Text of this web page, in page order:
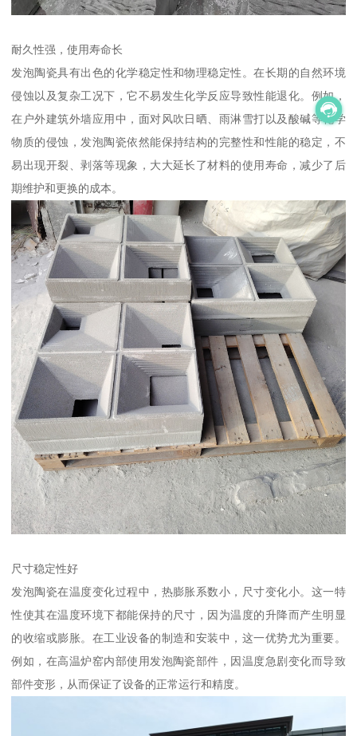
耐久性强，使用寿命长
发泡陶瓷具有出色的化学稳定性和物理稳定性。在长期的自然环境
侵蚀以及复杂工况下，它不易发生化学反应导致性能退化。例如，
在户外建筑外墙应用中，面对风吹日晒、雨淋雪打以及酸碱等化学
物质的侵蚀，发泡陶瓷依然能保持结构的完整性和性能的稳定，不
易出现开裂、剥落等现象，大大延长了材料的使用寿命，减少了后
期维护和更换的成本。
尺寸稳定性好
发泡陶瓷在温度变化过程中，热膨胀系数小，尺寸变化小。这一特
性使其在温度环境下都能保持的尺寸，因为温度的升降而产生明显
的收缩或膨胀。在工业设备的制造和安装中，这一优势尤为重要。
例如，在高温炉窑内部使用发泡陶瓷部件，因温度急剧变化而导致
部件变形，从而保证了设备的正常运行和精度。